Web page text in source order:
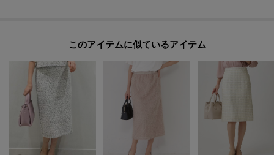
このアイテムに似ているアイテム